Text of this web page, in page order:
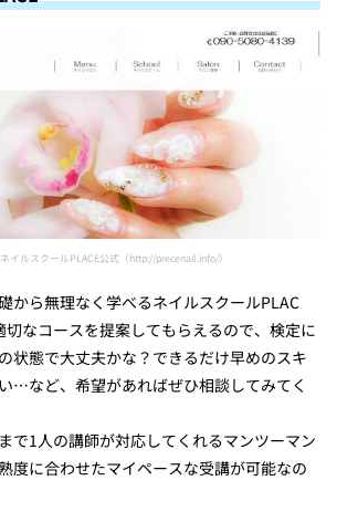
イルスクールPLACE公式（http://precenail.info/）
から無理なく学べるネイルスクールPLAC
切なコースを提案してもらえるので、検定に
状態で大丈夫かな？できるだけ早めのスキ
…など、希望があればぜひ相談してみてく
で1人の講師が対応してくれるマンツーマン
度に合わせたマイペースな受講が可能なの